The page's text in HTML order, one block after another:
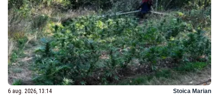
6 aug. 2026, 13:14 Stoica Marian